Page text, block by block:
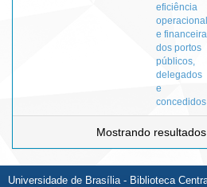
eficiência
operacional
e financeira
dos portos
públicos,
delegados
e
concedidos
Mostrando
Universidade de Brasília - Biblioteca